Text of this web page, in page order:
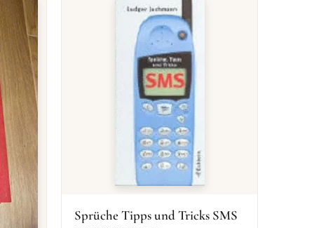
Sprüche Tipps und Tricks SMS